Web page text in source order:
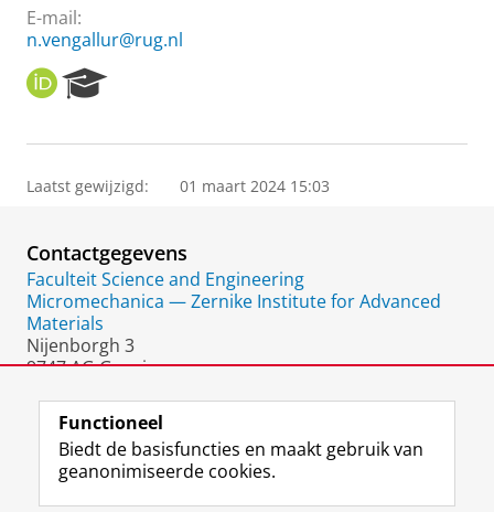
E-mail:
n.vengallur@rug.nl
O
R
I
e
r
P
o
r
a
l
Laatst gewijzigd: 01 maart 2024 15:03
Contactgegevens
Faculteit Science and Engineering
Micromechanica — Zernike Institute for Advanced
Materials
Nijenborgh 3
9747 AG Groningen
Functioneel
Biedt de basisfuncties en maakt gebruik van
geanonimiseerde cookies.